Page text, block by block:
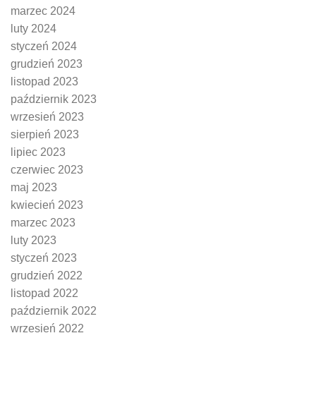
marzec 2024
luty 2024
styczeń 2024
grudzień 2023
listopad 2023
październik 2023
wrzesień 2023
sierpień 2023
lipiec 2023
czerwiec 2023
maj 2023
kwiecień 2023
marzec 2023
luty 2023
styczeń 2023
grudzień 2022
listopad 2022
październik 2022
wrzesień 2022